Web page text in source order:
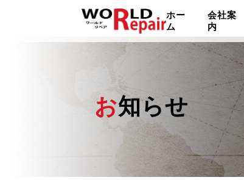
ホー
ム
会社案
内
お知らせ